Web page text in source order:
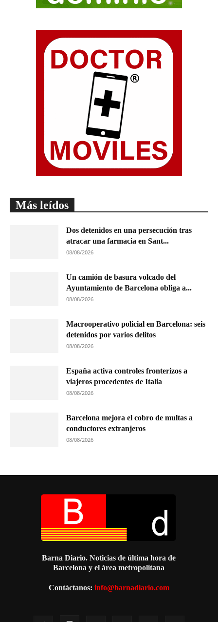
Más leídos
Dos detenidos en una persecución tras
atracar una farmacia en Sant...
08/08/2026
Un camión de basura volcado del
Ayuntamiento de Barcelona obliga a...
08/08/2026
Macrooperativo policial en Barcelona: seis
detenidos por varios delitos
08/08/2026
España activa controles fronterizos a
viajeros procedentes de Italia
08/08/2026
Barcelona mejora el cobro de multas a
conductores extranjeros
08/08/2026
Barna Diario. Noticias de última hora de
Barcelona y el área metropolitana
Contáctanos: info@barnadiario.com